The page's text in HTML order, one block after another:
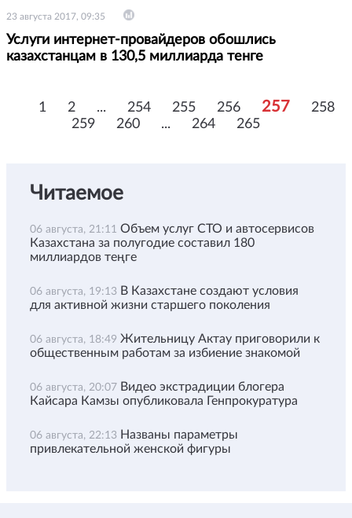
23 августа 2017, 09:35
Услуги интернет-провайдеров обошлись
казахстанцам в 130,5 миллиарда тенге
1 2 ... 254 255 256 257
258
259
260 ... 264 265
Читаемое
06 августа, 21:11 Объем услуг СТО и автосервисов
Казахстана за полугодие составил 180
миллиардов теңге
06 августа, 19:13 В Казахстане создают условия
для активной жизни старшего поколения
06 августа, 18:49 Жительницу Актау приговорили к
общественным работам за избиение знакомой
06 августа, 20:07 Видео экстрадиции блогера
Кайсара Камзы опубликовала Генпрокуратура
06 августа, 22:13 Названы параметры
привлекательной женской фигуры